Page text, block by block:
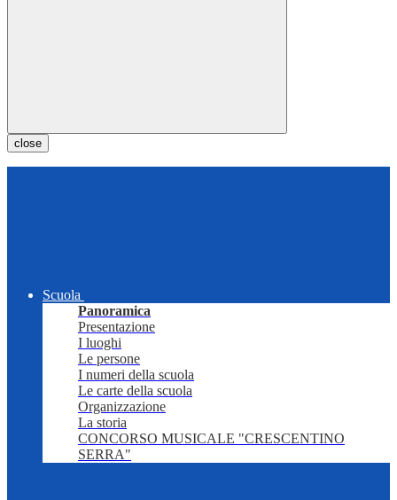
close
Scuola
Panoramica
Presentazione
I luoghi
Le persone
I numeri della scuola
Le carte della scuola
Organizzazione
La storia
CONCORSO MUSICALE "CRESCENTINO
SERRA"